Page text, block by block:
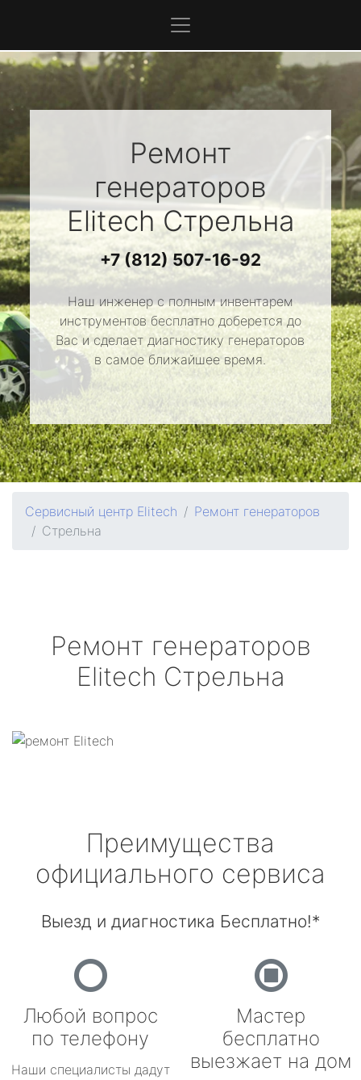
Ремонт
генераторов
ElitechСтрельна
+7 (812) 507-16-92
Наш инженер с полным инвентарем
инструментов бесплатно доберется до
Вас и сделает диагностику генераторов
в самое ближайшее время.
Сервисный центр Elitech
Ремонт генераторов
Стрельна
Ремонт генераторов
Elitech Стрельна
Преимущества
официального сервиса
Выезд и диагностика Бесплатно!*
Любой вопрос
по телефону
Наши специалисты дадут
Мастер
бесплатно
выезжает на дом